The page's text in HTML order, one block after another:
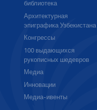
библиотека
Архитектурная
эпиграфика Узбекистана
Конгрессы
100 выдающихся
рукописных шедевров
Медиа
Инновации
Медиа-ивенты